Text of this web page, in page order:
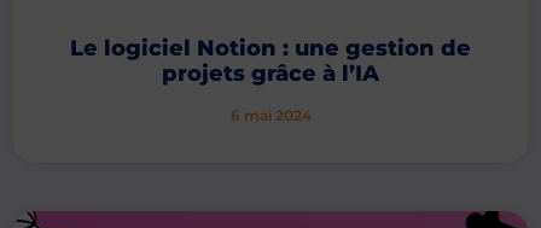
Le logiciel Notion : une gestion de
projets grâce à l’IA
6 mai 2024